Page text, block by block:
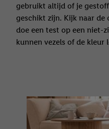
gebruikt altijd of je
geschikt zijn. Kijk naar de
doe een test op een niet-
kunnen vezels of de kleur